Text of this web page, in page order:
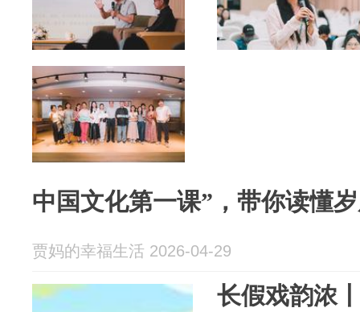
中国文化第一课”，带你读懂
贾妈的幸福生活 2026-04-29
长假戏韵浓